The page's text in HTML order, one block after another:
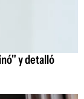
y detalló